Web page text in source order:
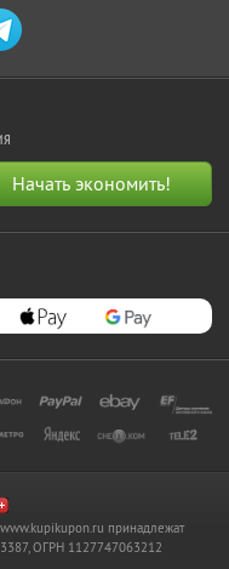
принадлежат
ОГРН 1127747063212